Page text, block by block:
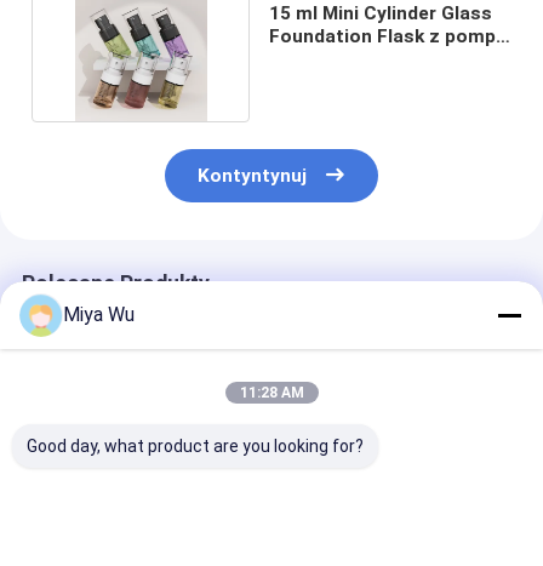
15 ml Mini Cylinder Glass
Foundation Flask z pompą
Kontyntynuj
Polecane Produkty
Miya Wu
11:28 AM
Good day, what product are you looking for?